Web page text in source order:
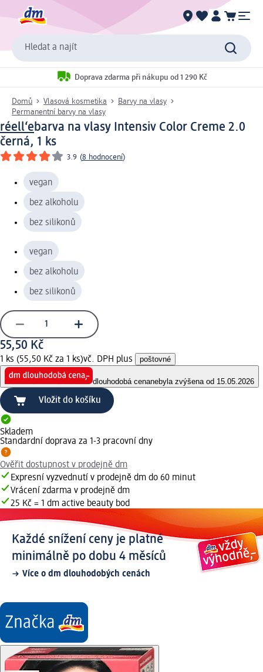
Hledat a najít
Doprava zdarma při nákupu od 1 290 Kč
Domů Vlasová kosmetika
Barvy na vlasy
Permanentní barvy na vlasy
réell‘ebarva na vlasy Intensiv Color Creme 2.0
černá, 1 ks
3.9 (8 hodnocení)
vegan
bez alkoholu
bez silikonů
vegan
bez alkoholu
bez silikonů
55,50 Kč
1 ks (55,50 Kč za 1 ks)vč. DPH plus poštovné
dlouhodobá cenanebyla zvýšena od 15.05.2026
Vložit do košíku
Skladem
Standardní doprava za 1-3 pracovní dny
Ověřit dostupnost v prodejně dm
Expresní vyzvednutí v prodejně dm do 60 minut
Vrácení zdarma v prodejně dm
25 Kč = 1 dm active beauty bod
Každé snížení ceny je platné
minimálně po dobu 4 měsíců
Více o dm dlouhodobých cenách